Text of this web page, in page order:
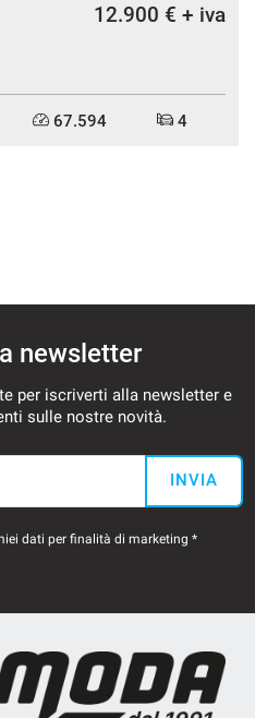
12.900 € + iva
67.594 4
newsletter
per iscriverti alla newsletter e
sulle nostre novità.
INVIA
dati per finalità di marketing *